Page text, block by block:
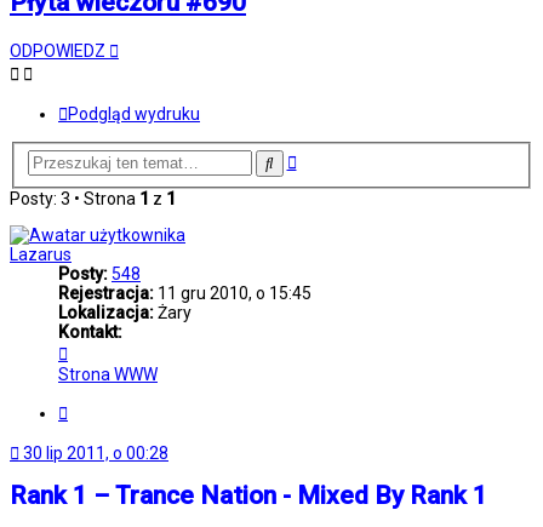
ODPOWIEDZ
Podgląd wydruku
SzukajWyszukiwanie
Posty: 3 • Strona 1 z 1
Lazarus
Posty:548
Rejestracja: 11 gru 2010, o 15:45
Lokalizacja:Żary
Kontakt:
się
z
Strona WWW
30 lip 2011, o 00:28
Rank 1 – Trance Nation - Mixed By Rank 1